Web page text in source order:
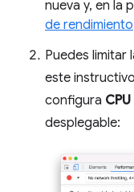
nueva y, en la
de rendimiento
Puedes limitar
este
configura CPU
desplegable: